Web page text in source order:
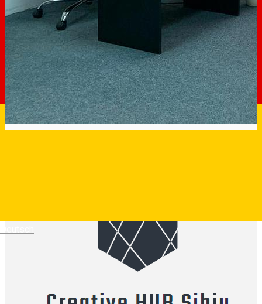
Deutsch